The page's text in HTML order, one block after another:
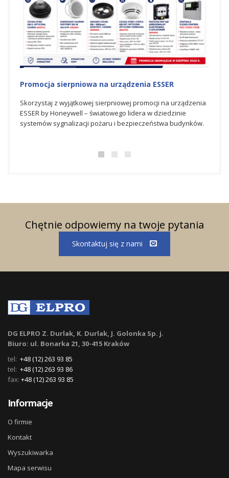
Promocja sierpniowa na urządzenia ESSER
Skorzystaj z wyjątkowej sierpniowej promocji na urządzenia
ESSER by Honeywell – światowego lidera w dziedzinie
systemów sygnalizacji pożaru i bezpieczeństwa budynków.
Chętnie odpowiemy na twoje pytania
Skontaktuj się z nami
DG ELPRO Z. Durlak, K. Durlak, J. Golonka Sp. j.
Biuro: ul. Bonarka 21, 30-415 Kraków
tel: +48 (12) 263 93 85
tel: +48 (12) 263 93 86
fax: +48 (12) 263 93 85
Informacje
O firmie
Kontakt
Wyszukiwarka
Mapa serwisu